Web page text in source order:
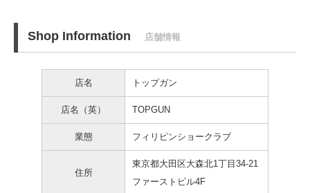
Shop Information 店舗情報
店名 トップガン
店名（英） TOPGUN
業態 フィリピンショークラブ
住所
東京都大田区大森北1丁目34-21
ファーストビル4F